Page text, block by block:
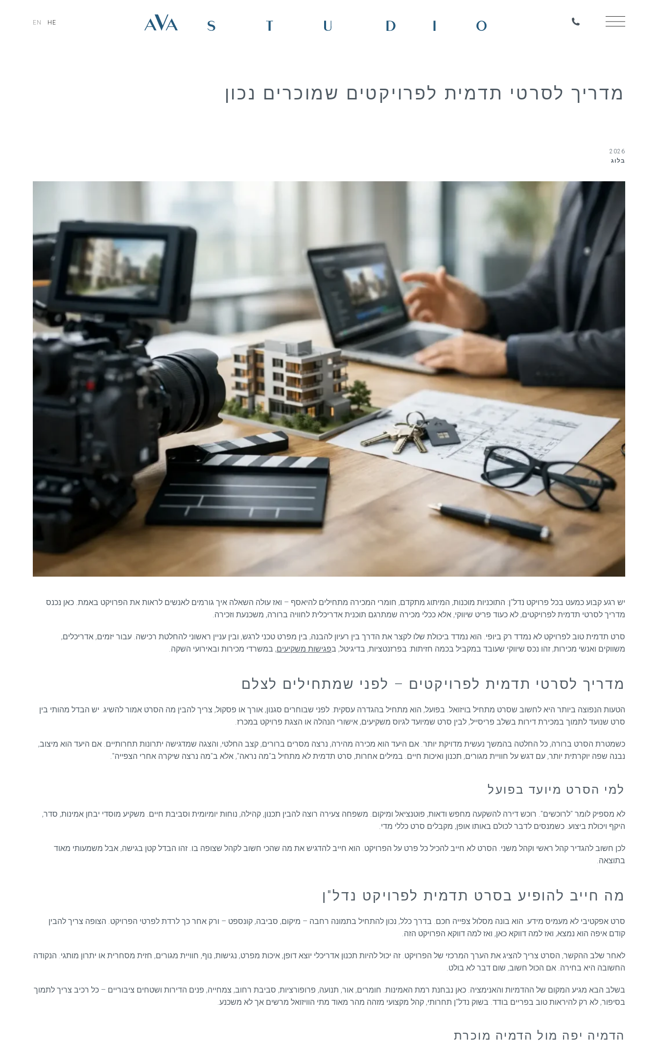
HE
EN
מדריך לסרטי תדמית לפרויקטים שמוכרים נכון
2026
בלוג
יש רגע קבוע כמעט בכל פרויקט נדל"ן: התוכניות מוכנות, המיתוג מתקדם, חומרי המכירה מתחילים להיאסף – ואז עולה השאלה איך גורמים לאנשים לראות את הפרויקט באמת. כאן נכנס
מדריך לסרטי תדמית לפרויקטים, לא כעוד פריט שיווקי, אלא ככלי מכירה שמתרגם תוכנית אדריכלית לחוויה ברורה, משכנעת וזכירה.
סרט תדמית טוב לפרויקט לא נמדד רק ביופי. הוא נמדד ביכולת שלו לקצר את הדרך בין רעיון להבנה, בין מפרט טכני לרגש, ובין עניין ראשוני להחלטת רכישה. עבור יזמים, אדריכלים,
משווקים ואנשי מכירות, זהו נכס שיווקי שעובד במקביל בכמה חזיתות: בפרזנטציות, בדיגיטל, בפגישות משקיעים, במשרדי מכירות ובאירועי השקה.
מדריך לסרטי תדמית לפרויקטים – לפני שמתחילים לצלם
הטעות הנפוצה ביותר היא לחשוב שסרט מתחיל בויזואל. בפועל, הוא מתחיל בהגדרה עסקית. לפני שבוחרים סגנון, אורך או פסקול, צריך להבין מה הסרט אמור להשיג. יש הבדל מהותי בין
סרט שנועד לתמוך במכירת דירות בשלב פריסייל, לבין סרט שמיועד לגיוס משקיעים, אישורי הנהלה או הצגת פרויקט במכרז.
כשמטרת הסרט ברורה, כל החלטה בהמשך נעשית מדויקת יותר. אם היעד הוא מכירה מהירה, נרצה מסרים ברורים, קצב החלטי, והצגה שמדגישה יתרונות תחרותיים. אם היעד הוא מיצוב,
נבנה שפה יוקרתית יותר, עם דגש על חוויית מגורים, תכנון ואיכות חיים. במילים אחרות, סרט תדמית לא מתחיל ב"מה נראה", אלא ב"מה נרצה שיקרה אחרי הצפייה".
למי הסרט מיועד בפועל
לא מספיק לומר "לרוכשים". רוכש דירה להשקעה מחפש ודאות, פוטנציאל ומיקום. משפחה צעירה רוצה להבין תכנון, קהילה, נוחות יומיומית וסביבת חיים. משקיע מוסדי יבחן אמינות, סדר,
היקף ויכולת ביצוע. כשמנסים לדבר לכולם באותו אופן, מקבלים סרט כללי מדי.
לכן חשוב להגדיר קהל ראשי וקהל משני. הסרט לא חייב להכיל כל פרט על הפרויקט. הוא חייב להדגיש את מה שהכי חשוב לקהל שצופה בו. זהו הבדל קטן בגישה, אבל משמעותי מאוד
בתוצאה.
מה חייב להופיע בסרט תדמית לפרויקט נדל"ן
סרט אפקטיבי לא מעמיס מידע. הוא בונה מסלול צפייה חכם. בדרך כלל, נכון להתחיל בתמונה רחבה – מיקום, סביבה, קונספט – ורק אחר כך לרדת לפרטי הפרויקט. הצופה צריך להבין
קודם איפה הוא נמצא, ואז למה דווקא כאן, ואז למה דווקא הפרויקט הזה.
לאחר שלב ההקשר, הסרט צריך להציג את הערך המרכזי של הפרויקט. זה יכול להיות תכנון אדריכלי יוצא דופן, איכות מפרט, נגישות, נוף, חוויית מגורים, חזית מסחרית או יתרון מותגי. הנקודה
החשובה היא בחירה. אם הכול חשוב, שום דבר לא בולט.
בשלב הבא מגיע המקום של ההדמיות והאנימציה. כאן נבחנת רמת האמינות. חומרים, אור, תנועה, פרופורציות, סביבת רחוב, צמחייה, פנים הדירות ושטחים ציבוריים – כל רכיב צריך לתמוך
בסיפור, לא רק להיראות טוב בפריים בודד. בשוק נדל"ן תחרותי, קהל מקצועי מזהה מהר מאוד מתי הוויזואל מרשים אך לא משכנע.
הדמיה יפה מול הדמיה מוכרת